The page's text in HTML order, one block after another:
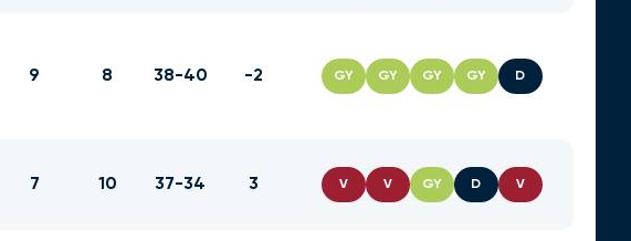
9 8 38-40 -2 GY GY GY GY D
7 10 37-34 3 V V GY D V